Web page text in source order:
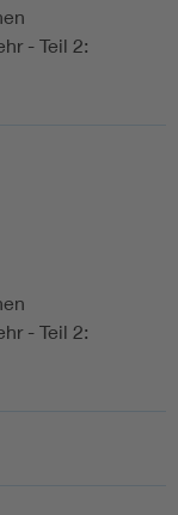
- Teil 2:
- Teil 2: